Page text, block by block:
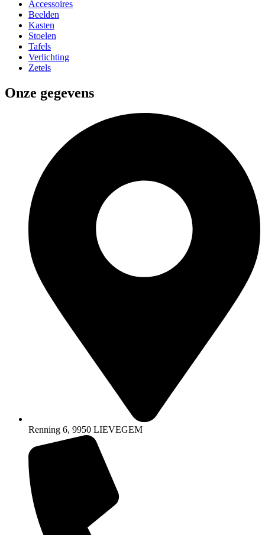
Accessoires
Beelden
Kasten
Stoelen
Tafels
Verlichting
Zetels
Onze gegevens
Renning 6, 9950 LIEVEGEM